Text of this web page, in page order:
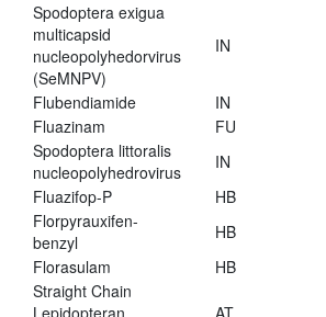
Spodoptera exigua
multicapsid
nucleopolyhedorvirus
(SeMNPV)
IN
Flubendiamide IN
Fluazinam
FU
Spodoptera littoralis
nucleopolyhedrovirus
IN
Fluazifop-P
HB
Florpyrauxifen-
benzyl
HB
Florasulam
HB
Straight Chain